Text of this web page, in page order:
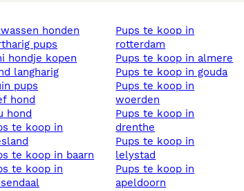
honden
pups
hondje kopen
langharig
pups
hond
hond
te koop in baarn
pups te koop in
rotterdam
pups te koop in almere
pups te koop in gouda
pups te koop in
woerden
pups te koop in
drenthe
pups te koop in
lelystad
pups te koop in
apeldoorn